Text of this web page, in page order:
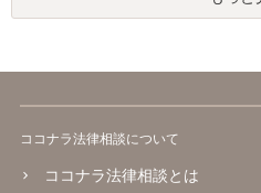
ココナラ法律相談について
ココナラ法律相談とは